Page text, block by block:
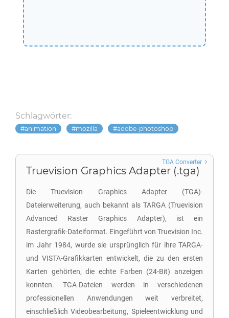
Schlagwörter:
animation mozilla adobe-photoshop
Truevision Graphics Adapter (.tga)
Die Truevision Graphics Adapter (TGA)-
Dateierweiterung, auch bekannt als TARGA (Truevision
Advanced Raster Graphics Adapter), ist ein
Rastergrafik-Dateiformat. Eingeführt von Truevision Inc.
im Jahr 1984, wurde sie ursprünglich für ihre TARGA-
und VISTA-Grafikkarten entwickelt, die zu den ersten
Karten gehörten, die echte Farben (24-Bit) anzeigen
konnten. TGA-Dateien werden in verschiedenen
professionellen Anwendungen weit verbreitet,
einschließlich Videobearbeitung, Spieleentwicklung und
TGA Converter